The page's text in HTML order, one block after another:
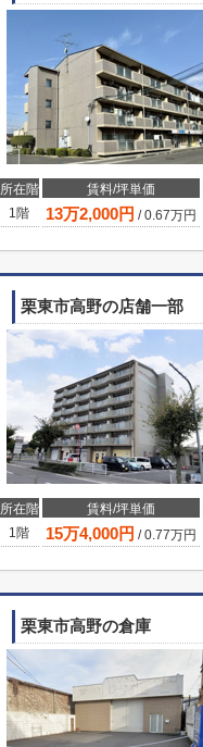
所在階 賃料/坪単価
1階
13万2,000円 /0.67万円
栗東市高野の店舗一部
所在階 賃料/坪単価
1階
15万4,000円 /0.77万円
栗東市高野の倉庫